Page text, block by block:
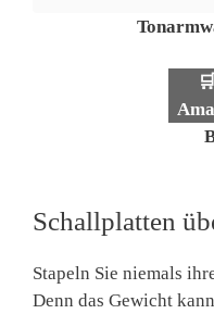
Schallplatten
Stapeln Sie niemals
Denn das Gewicht